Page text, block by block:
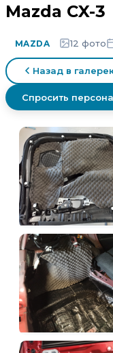
Mazda CX-3
MAZDA 12 фото
Назад в
Спросить